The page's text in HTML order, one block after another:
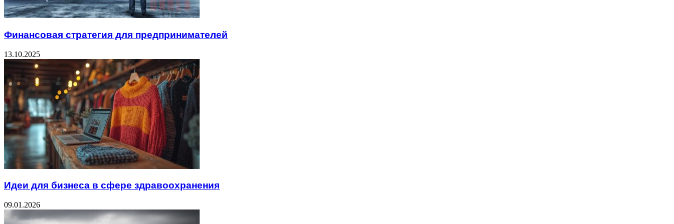
Финансовая стратегия для предпринимателей
13.10.2025
Идеи для бизнеса в сфере здравоохранения
09.01.2026